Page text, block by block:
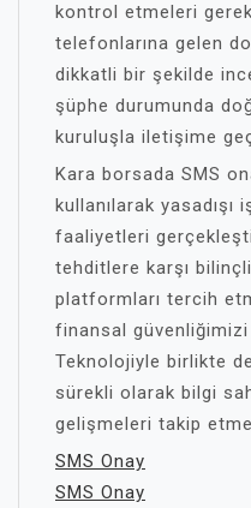
kontrol etmeleri
telefonlarına gelen
dikkatli bir şekilde
şüphe durumunda
kuruluşla iletişime
Kara borsada SMS
kullanılarak yasadışı
faaliyetleri
tehditlere karşı
platformları tercih
finansal güvenliğimizi
Teknolojiyle birlikte
sürekli olarak bilgi
gelişmeleri takip
SMS Onay
SMS Onay